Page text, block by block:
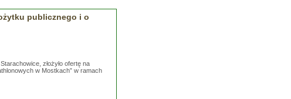
publicznego i o
złożyło ofertę na
w Mostkach” w ramach